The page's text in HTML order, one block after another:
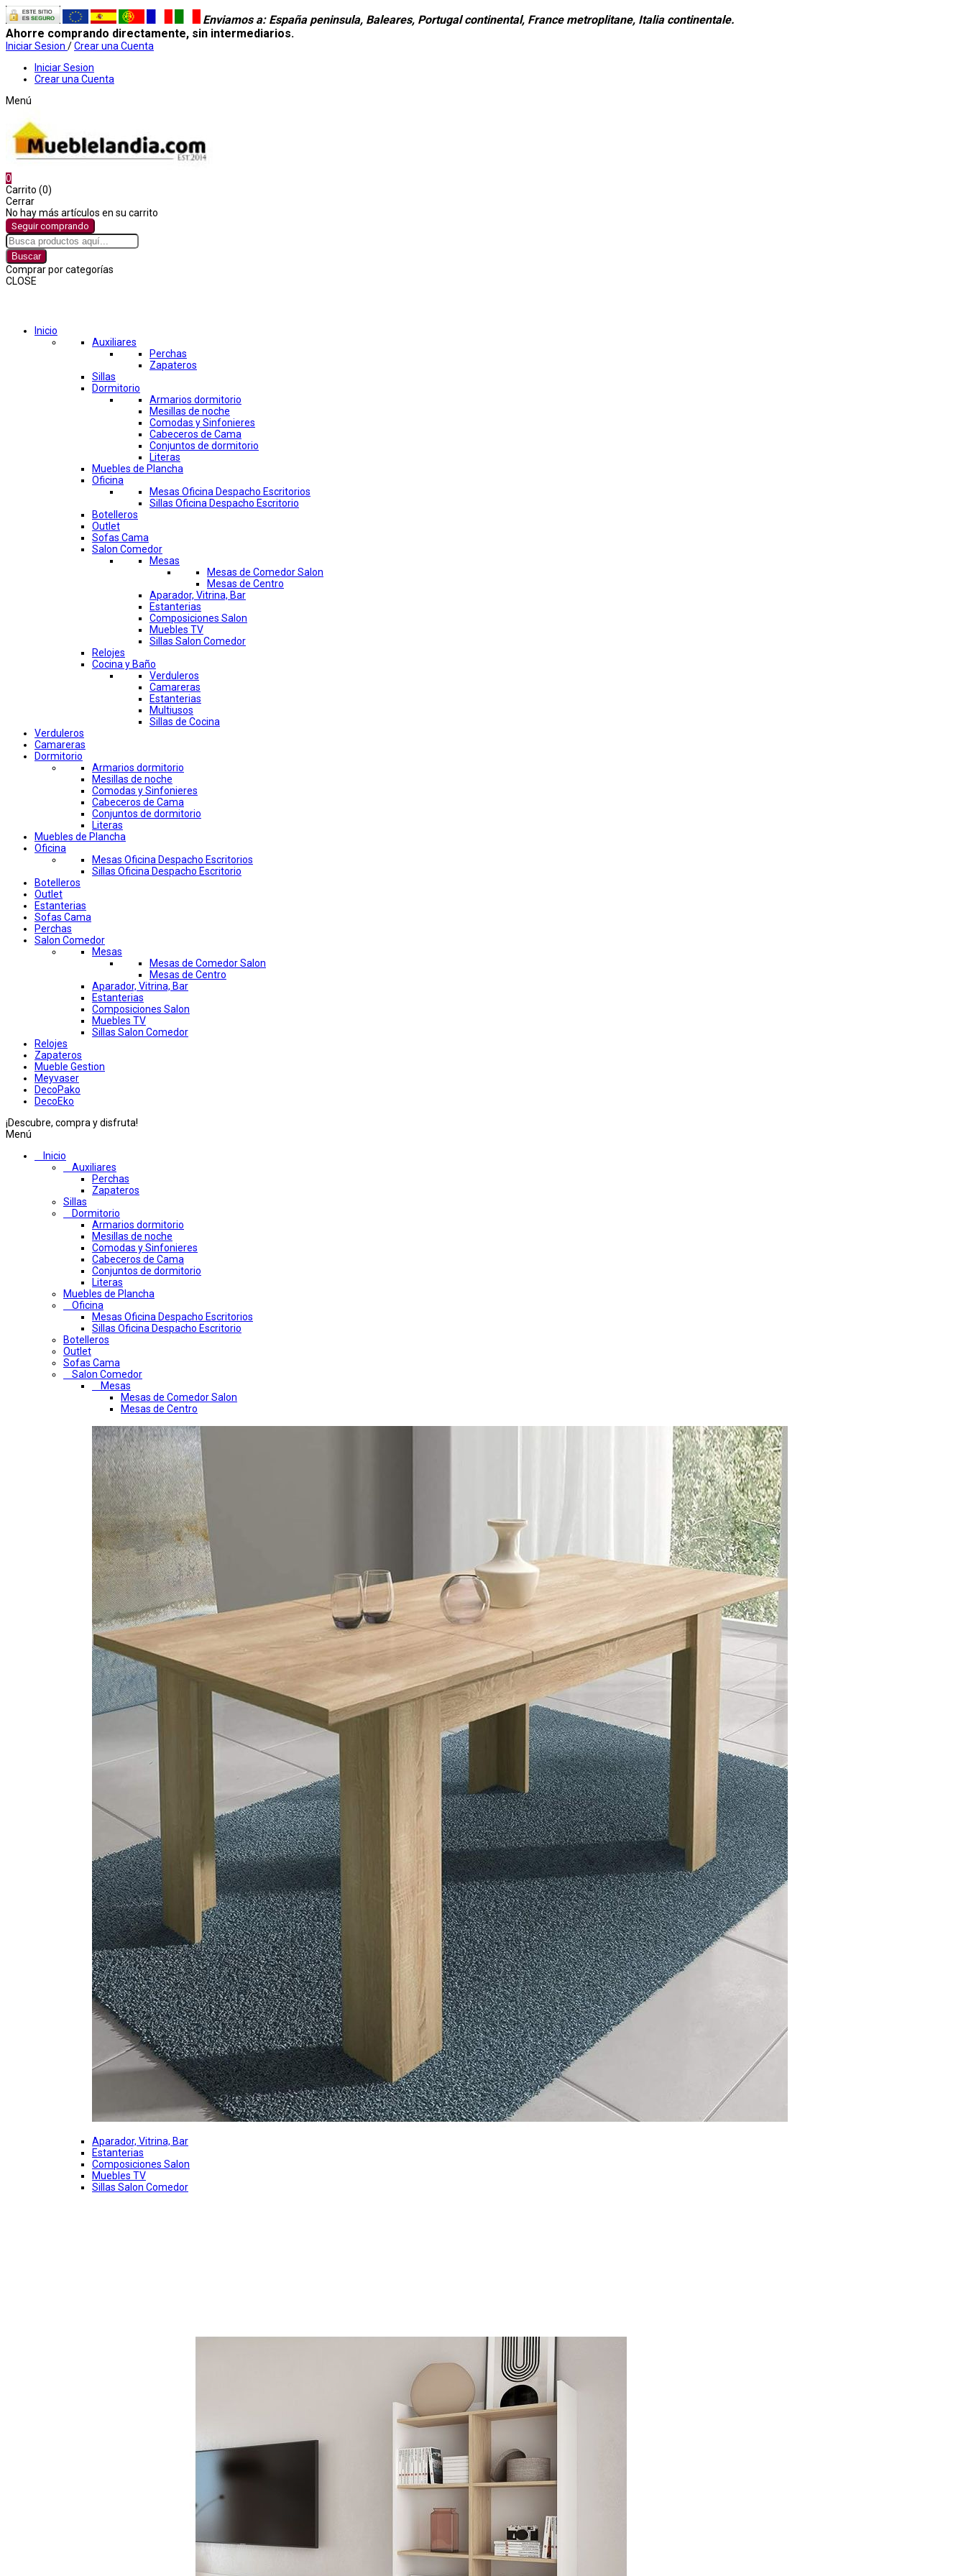
Enviamos a: España peninsula, Baleares, Portugal continental, France metroplitane, Italia continentale.
Ahorre comprando directamente, sin intermediarios.
Iniciar Sesion /Crear una Cuenta
Iniciar Sesion
Crear una Cuenta
Menú
0
Carrito (0)
Cerrar
No hay más artículos en su carrito
Seguir comprando
Buscar
Comprar por categorías
CLOSE
Inicio
Auxiliares
Perchas
Zapateros
Sillas
Dormitorio
Armarios dormitorio
Mesillas de noche
Comodas y Sinfonieres
Cabeceros de Cama
Conjuntos de dormitorio
Literas
Muebles de Plancha
Oficina
Mesas Oficina Despacho Escritorios
Sillas Oficina Despacho Escritorio
Botelleros
Outlet
Sofas Cama
Salon Comedor
Mesas
Mesas de Comedor Salon
Mesas de Centro
Aparador, Vitrina, Bar
Estanterias
Composiciones Salon
Muebles TV
Sillas Salon Comedor
Relojes
Cocina y Baño
Verduleros
Camareras
Estanterias
Multiusos
Sillas de Cocina
Verduleros
Camareras
Dormitorio
Armarios dormitorio
Mesillas de noche
Comodas y Sinfonieres
Cabeceros de Cama
Conjuntos de dormitorio
Literas
Muebles de Plancha
Oficina
Mesas Oficina Despacho Escritorios
Sillas Oficina Despacho Escritorio
Botelleros
Outlet
Estanterias
Sofas Cama
Perchas
Salon Comedor
Mesas
Mesas de Comedor Salon
Mesas de Centro
Aparador, Vitrina, Bar
Estanterias
Composiciones Salon
Muebles TV
Sillas Salon Comedor
Relojes
Zapateros
Mueble Gestion
Meyvaser
DecoPako
DecoEko
¡Descubre, compra y disfruta!
Menú
Inicio
Auxiliares
Perchas
Zapateros
Sillas
Dormitorio
Armarios dormitorio
Mesillas de noche
Comodas y Sinfonieres
Cabeceros de Cama
Conjuntos de dormitorio
Literas
Muebles de Plancha
Oficina
Mesas Oficina Despacho Escritorios
Sillas Oficina Despacho Escritorio
Botelleros
Outlet
Sofas Cama
Salon Comedor
Mesas
Mesas de Comedor Salon
Mesas de Centro
Aparador, Vitrina, Bar
Estanterias
Composiciones Salon
Muebles TV
Sillas Salon Comedor